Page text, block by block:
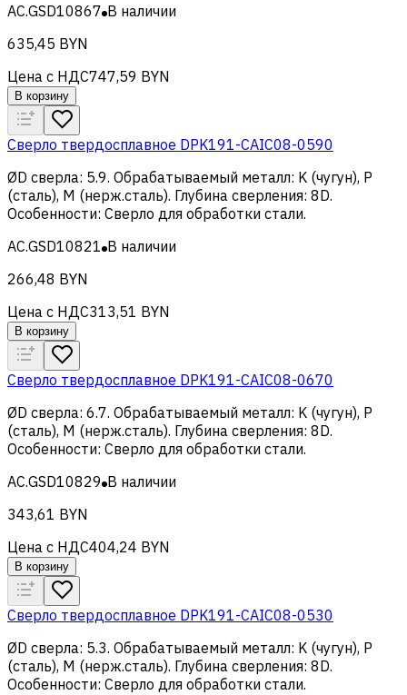
AC.GSD10867 В наличии
635,45 BYN
Цена с НДС747,59 BYN
В корзину
Сверло твердосплавное DPK191-CAIC08-0590
ØD сверла: 5.9. Обрабатываемый металл: K (чугун), Р
(сталь), M (нерж.сталь). Глубина сверления: 8D.
Особенности: Сверло для обработки стали.
AC.GSD10821 В наличии
266,48 BYN
Цена с НДС313,51 BYN
В корзину
Сверло твердосплавное DPK191-CAIC08-0670
ØD сверла: 6.7. Обрабатываемый металл: K (чугун), Р
(сталь), M (нерж.сталь). Глубина сверления: 8D.
Особенности: Сверло для обработки стали.
AC.GSD10829 В наличии
343,61 BYN
Цена с НДС404,24 BYN
В корзину
Сверло твердосплавное DPK191-CAIC08-0530
ØD сверла: 5.3. Обрабатываемый металл: K (чугун), Р
(сталь), M (нерж.сталь). Глубина сверления: 8D.
Особенности: Сверло для обработки стали.